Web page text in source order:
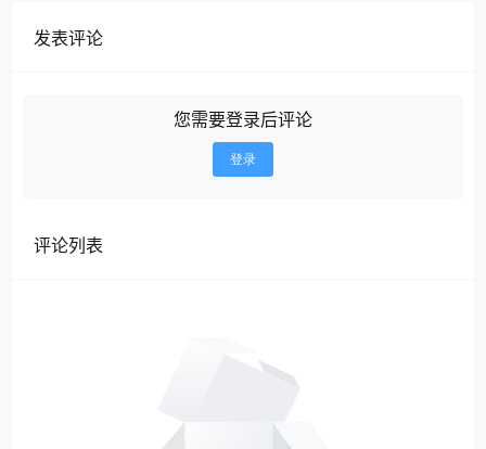
发表评论
您需要登录后评论
登录
评论列表